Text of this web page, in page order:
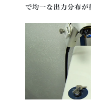
で均一な出力分布が